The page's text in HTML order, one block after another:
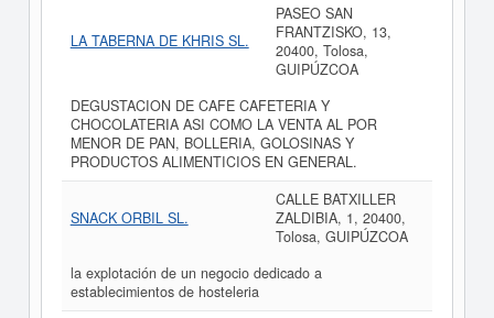
LA TABERNA DE KHRIS SL.
PASEO SAN
FRANTZISKO, 13,
20400, Tolosa,
GUIPÚZCOA
DEGUSTACION DE CAFE CAFETERIA Y
CHOCOLATERIA ASI COMO LA VENTA AL POR
MENOR DE PAN, BOLLERIA, GOLOSINAS Y
PRODUCTOS ALIMENTICIOS EN GENERAL.
SNACK ORBIL SL.
CALLE BATXILLER
ZALDIBIA, 1, 20400,
Tolosa, GUIPÚZCOA
la explotación de un negocio dedicado a
establecimientos de hosteleria